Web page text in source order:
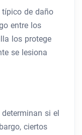
típico de daño
entre los
los protege
se lesiona
si el
ciertos